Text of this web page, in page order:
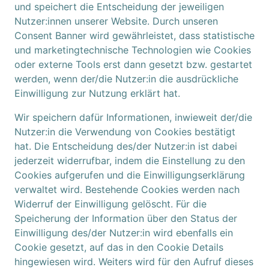
und speichert die Entscheidung der jeweiligen
Nutzer:innen unserer Website. Durch unseren
Consent Banner wird gewährleistet, dass statistische
und marketingtechnische Technologien wie Cookies
oder externe Tools erst dann gesetzt bzw. gestartet
werden, wenn der/die Nutzer:in die ausdrückliche
Einwilligung zur Nutzung erklärt hat.
Wir speichern dafür Informationen, inwieweit der/die
Nutzer:in die Verwendung von Cookies bestätigt
hat. Die Entscheidung des/der Nutzer:in ist dabei
jederzeit widerrufbar, indem die Einstellung zu den
Cookies aufgerufen und die Einwilligungserklärung
verwaltet wird. Bestehende Cookies werden nach
Widerruf der Einwilligung gelöscht. Für die
Speicherung der Information über den Status der
Einwilligung des/der Nutzer:in wird ebenfalls ein
Cookie gesetzt, auf das in den Cookie Details
hingewiesen wird. Weiters wird für den Aufruf dieses